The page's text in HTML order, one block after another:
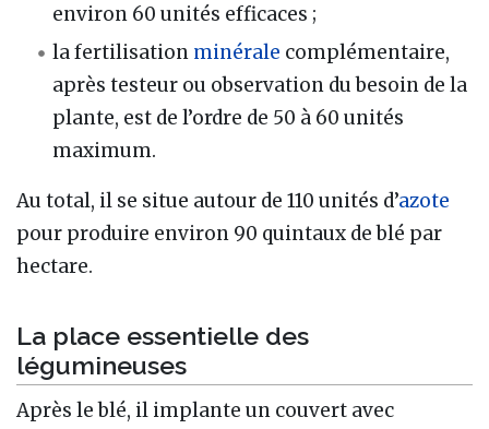
environ 60 unités efficaces ;
la fertilisation minérale complémentaire,
après testeur ou observation du besoin de la
plante, est de l’ordre de 50 à 60 unités
maximum.
Au total, il se situe autour de 110 unités d’azote
pour produire environ 90 quintaux de blé par
hectare.
La place essentielle des
légumineuses
Après le blé, il implante un couvert avec